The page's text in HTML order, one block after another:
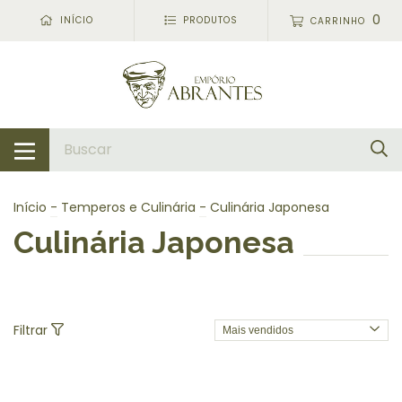
INÍCIO PRODUTOS CARRINHO 0
Início - Temperos e Culinária - Culinária Japonesa
Culinária Japonesa
Filtrar